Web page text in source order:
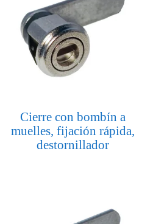
Cierre con bombín a
muelles, fijación rápida,
destornillador